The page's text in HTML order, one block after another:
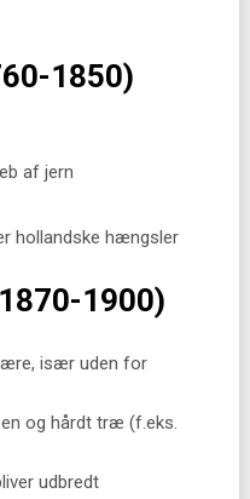
1850)
af jern
hollandske hængsler
1900)
især uden for
og hårdt træ (f.eks.
udbredt